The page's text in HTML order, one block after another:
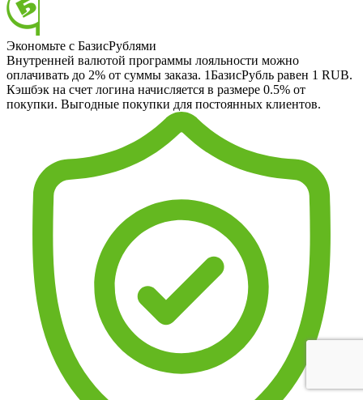
Экономьте с БазисРублями
Внутренней валютой программы лояльности можно
оплачивать до 2% от суммы заказа. 1БазисРубль равен 1 RUB.
Кэшбэк на счет логина начисляется в размере 0.5% от
покупки. Выгодные покупки для постоянных клиентов.